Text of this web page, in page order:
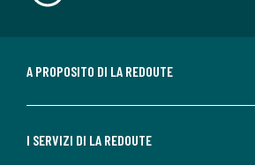
A PROPOSITO DI LA REDOUTE
I SERVIZI DI LA REDOUTE